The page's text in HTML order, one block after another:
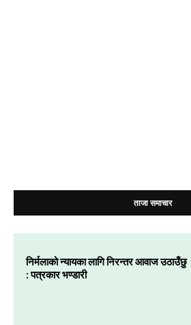
ताजा समाचार
निर्मलाको न्यायका लागि निरन्तर आवाज उठाउँछु
: पत्रकार भण्डारी